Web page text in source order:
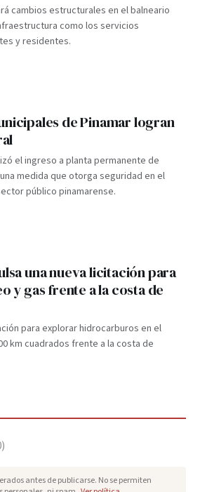
cambios estructurales en el balneario
como los servicios
y residentes.
de Pinamar logran
el ingreso a planta permanente de
medida que otorga seguridad en el
público pinamarense.
una nueva licitación para
y gas frente a la costa de
para explorar hidrocarburos en el
km cuadrados frente a la costa de
)
antes de publicarse. No se permiten